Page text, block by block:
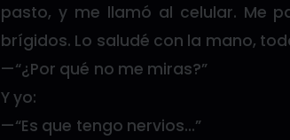
pasto, y me llamó al celular. Me
brígidos. Lo saludé con la mano,
—“¿Por qué no me miras?”
Y yo:
—“Es que tengo nervios…”